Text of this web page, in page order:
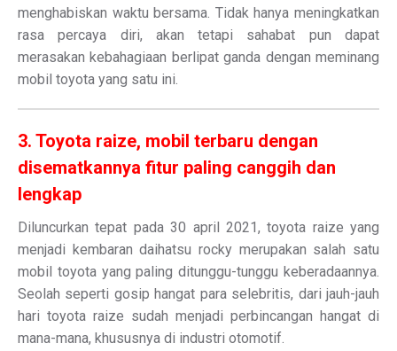
menghabiskan waktu bersama. Tidak hanya meningkatkan
rasa percaya diri, akan tetapi sahabat pun dapat
merasakan kebahagiaan berlipat ganda dengan meminang
mobil toyota yang satu ini.
3. Toyota raize, mobil terbaru dengan
disematkannya fitur paling canggih dan
lengkap
Diluncurkan tepat pada 30 april 2021, toyota raize yang
menjadi kembaran daihatsu rocky merupakan salah satu
mobil toyota yang paling ditunggu-tunggu keberadaannya.
Seolah seperti gosip hangat para selebritis, dari jauh-jauh
hari toyota raize sudah menjadi perbincangan hangat di
mana-mana, khususnya di industri otomotif.